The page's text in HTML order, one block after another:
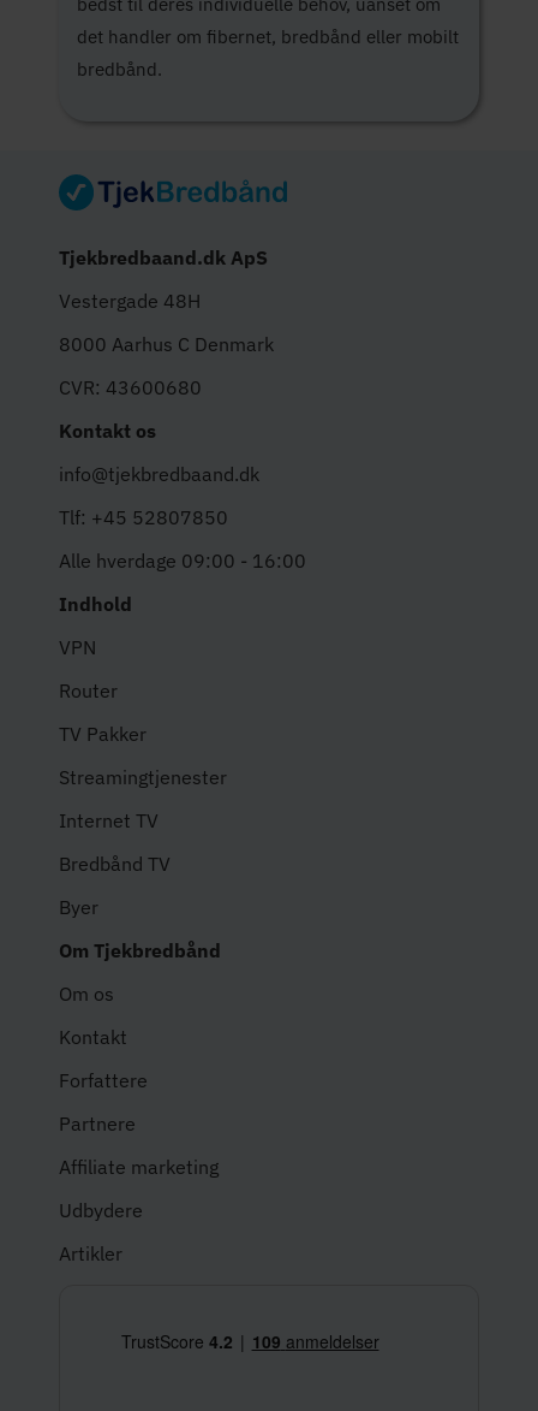
bedst til deres individuelle behov, uanset om
det handler om fibernet, bredbånd eller mobilt
bredbånd.
Tjekbredbaand.dk ApS
Vestergade 48H
8000 Aarhus C Denmark
CVR: 43600680
Kontakt os
info@tjekbredbaand.dk
Tlf: +45 52807850
Alle hverdage 09:00 - 16:00
Indhold
VPN
Router
TV Pakker
Streamingtjenester
Internet TV
Bredbånd TV
Byer
Om Tjekbredbånd
Om os
Kontakt
Forfattere
Partnere
Affiliate marketing
Udbydere
Artikler